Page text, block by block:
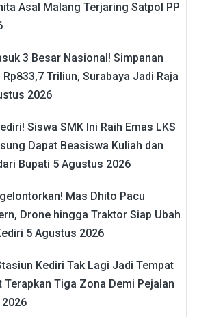
Asal Malang Terjaring Satpol PP
3 Besar Nasional! Simpanan
Triliun, Surabaya Jadi Raja
2026
Siswa SMK Ini Raih Emas LKS
Dapat Beasiswa Kuliah dan
Bupati 5 Agustus 2026
Mas Dhito Pacu
Drone hingga Traktor Siap Ubah
5 Agustus 2026
Kediri Tak Lagi Jadi Tempat
Terapkan Tiga Zona Demi Pejalan